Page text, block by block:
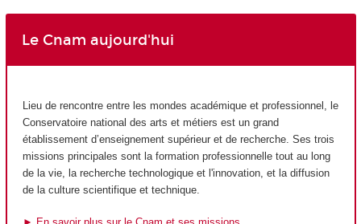
Le Cnam aujourd'hui
Lieu de rencontre entre les mondes académique et professionnel, le
Conservatoire national des arts et métiers est un grand
établissement d’enseignement supérieur et de recherche. Ses trois
missions principales sont la formation professionnelle tout au long
de la vie, la recherche technologique et l'innovation, et la diffusion
de la culture scientifique et technique.